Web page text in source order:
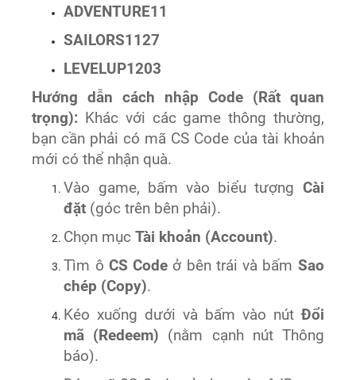
ADVENTURE11
SAILORS1127
LEVELUP1203
Hướng dẫn cách nhập Code (Rất quan
trọng): Khác với các game thông thường,
bạn cần phải có mã CS Code của tài khoản
mới có thể nhận quà.
Vào game, bấm vào biểu tượng Cài
đặt (góc trên bên phải).
Chọn mụcTài khoản (Account).
Tìm ô CS Code ở bên trái và bấm Sao
chép (Copy).
Kéo xuống dưới và bấm vào nútĐổi
mã (Redeem) (nằm cạnh nút Thông
báo).